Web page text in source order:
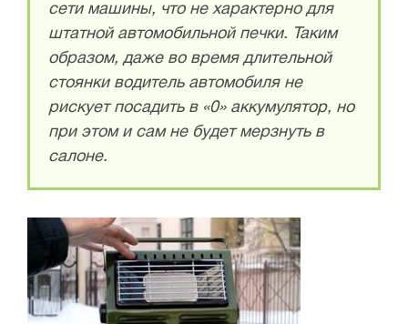
сети машины, что не характерно для
штатной автомобильной печки. Таким
образом, даже во время длительной
стоянки водитель автомобиля не
рискует посадить в «0» аккумулятор, но
при этом и сам не будет мерзнуть в
салоне.